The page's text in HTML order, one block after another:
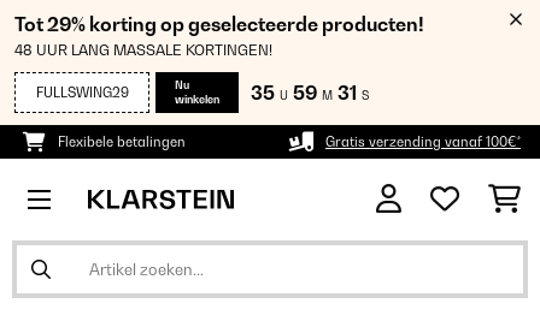
Tot 29% korting op geselecteerde producten!
48 UUR LANG MASSALE KORTINGEN!
FULLSWING29
Nu
winkelen
35 U 59 M 30 S
Flexibele betalingen Gratis verzending vanaf 100€*